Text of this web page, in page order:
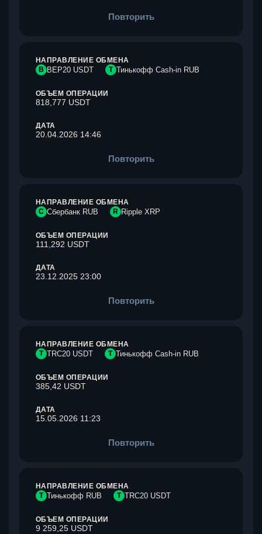
Повторить
НАПРАВЛЕНИЕ ОБМЕНА
B BEP20 USDT Т Тинькофф Cash-in RUB
ОБЪЕМ ОПЕРАЦИИ
818,777 USDT
ДАТА
20.04.2026 14:46
Повторить
НАПРАВЛЕНИЕ ОБМЕНА
С Сбербанк RUB R Ripple XRP
ОБЪЕМ ОПЕРАЦИИ
111,292 USDT
ДАТА
23.12.2025 23:00
Повторить
НАПРАВЛЕНИЕ ОБМЕНА
T TRC20 USDT Т Тинькофф Cash-in RUB
ОБЪЕМ ОПЕРАЦИИ
385,42 USDT
ДАТА
15.05.2026 11:23
Повторить
НАПРАВЛЕНИЕ ОБМЕНА
Т Тинькофф RUB T TRC20 USDT
ОБЪЕМ ОПЕРАЦИИ
9 259,25 USDT